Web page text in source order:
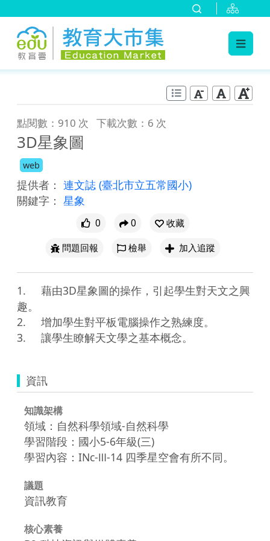
點閱數：910 次 下載次數：6 次
3D星象圖
web
提供者： 連文誌 (臺北市立五常國小)
關鍵字： 星象
0 0
收藏
問題回報
檢舉 加入追蹤
1.	藉由3D星象圖的操作，引起學生對天文之興
趣。
2.	增加學生對平板電腦操作之熟練度。
3.	讓學生瞭解天文學之基本概念。
資訊
知識架構
領域：自然科學領域-自然科學
學習階段：國小5-6年級(三)
學習內容：INc-Ⅲ-14 四季星空會有所不同。
議題
資訊教育
核心素養